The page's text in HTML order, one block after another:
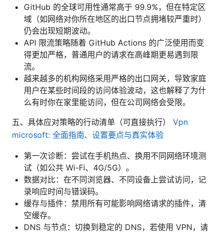
GitHub 的全球可用性通常高于 99.9%，但在特定区
域（如网络对你所在地区的出口节点拥堵较严重时）
仍会出现短期波动。
API 限流策略随着 GitHub Actions 的广泛使用而变
得更加严格，普通用户的请求在高峰期更易遇到限
流。
越来越多的机构网络采用严格的出口网关，导致家庭
用户在某些时间段的访问体验波动，这也解释了为什
么有时你在家里能访问，但在公司网络会受限。
五、具体应对策略的行动清单（可直接执行） Vpn
microsoft: 全面指南、设置要点与真实体验
第一次诊断：尝试在手机热点、换用不同网络环境测
试（如公共 Wi-Fi、4G/5G）。
数据对比：在不同浏览器、不同设备上尝试访问，记
录响应时间与错误码。
缓存与插件：禁用所有可能影响网络请求的插件，清
空缓存。
DNS 与节点：切换到稳定的 DNS，若使用 VPN，请